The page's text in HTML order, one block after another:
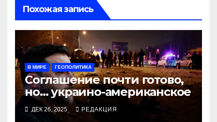
Похожая запись
В МИРЕ ГЕОПОЛИТИКА
Соглашение почти готово,
но… украино-американское
ДЕК 26, 2025 РЕДАКЦИЯ